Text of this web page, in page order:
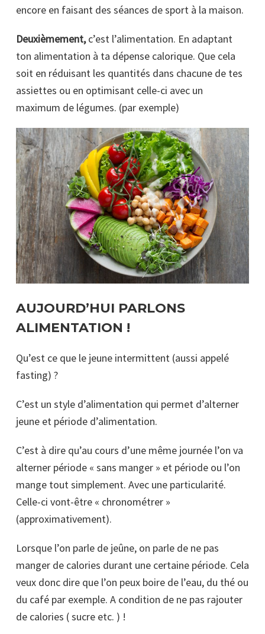
encore en faisant des séances de sport à la maison.
Deuxièmement,c’est l’alimentation. En adaptant
ton alimentation à ta dépense calorique. Que cela
soit en réduisant les quantités dans chacune de tes
assiettes ou en optimisant celle-ci avec un
maximum de légumes. (par exemple)
AUJOURD’HUI PARLONS
ALIMENTATION !
Qu’est ce que le jeune intermittent (aussi appelé
fasting) ?
C’est un style d’alimentation qui permet d’alterner
jeune et période d’alimentation.
C’est à dire qu’au cours d’une même journée l’on va
alterner période « sans manger » et période ou l’on
mange tout simplement. Avec une particularité.
Celle-ci vont-être « chronométrer »
(approximativement).
Lorsque l’on parle de jeûne, on parle de ne pas
manger de calories durant une certaine période. Cela
veux donc dire que l’on peux boire de l’eau, du thé ou
du café par exemple. A condition de ne pas rajouter
de calories ( sucre etc. ) !